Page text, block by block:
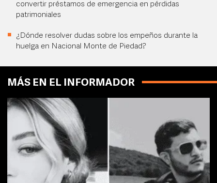
convertir préstamos de emergencia en pérdidas
patrimoniales
¿Dónde resolver dudas sobre los empeños durante la
huelga en Nacional Monte de Piedad?
MÁS EN EL INFORMADOR